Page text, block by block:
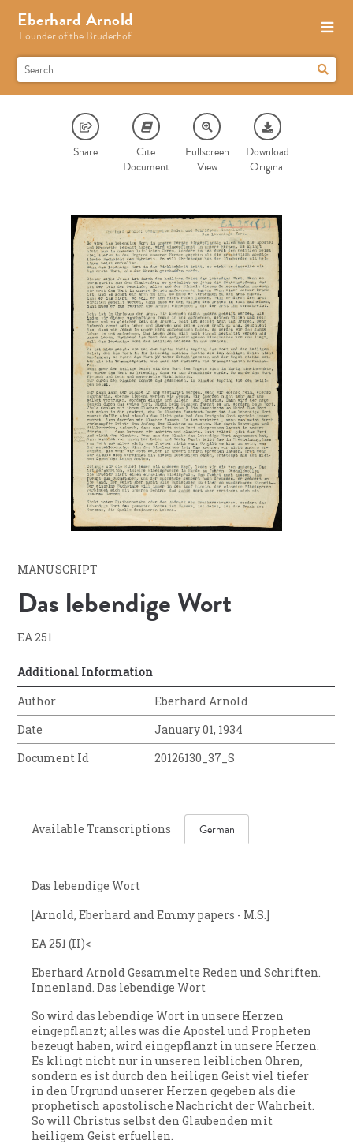
Eberhard Arnold
Founder of the Bruderhof
Share
Cite
Document
Fullscreen
View
Download
Original
MANUSCRIPT
Das lebendige Wort
EA 251
Additional Information
Author
Eberhard Arnold
Date
January 01, 1934
Document Id
20126130_37_S
Available Transcriptions German
Das lebendige Wort
[Arnold, Eberhard and Emmy papers - M.S.]
EA 251 (II)<
Eberhard Arnold Gesammelte Reden und Schriften.
Innenland. Das lebendige Wort
So wird das lebendige Wort in unsere Herzen
eingepflanzt; alles was die Apostel und Propheten
bezeugt haben, wird eingepflanzt in unsere Herzen.
Es klingt nicht nur in unseren leiblichen Ohren,
sondern es ist durch den heiligen Geist viel tiefer
in den Urgrund unserer Herzen gegeben als die
prophetisch apostolische Nachricht der Wahrheit.
So will Christus selbst den Glaubenden mit
heiligem Geist erfuellen.